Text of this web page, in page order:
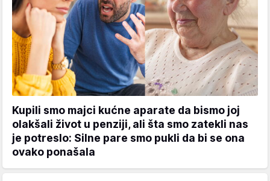
Kupili smo majci kućne aparate da bismo joj
olakšali život u penziji, ali šta smo zatekli nas
je potreslo: Silne pare smo pukli da bi se ona
ovako ponašala